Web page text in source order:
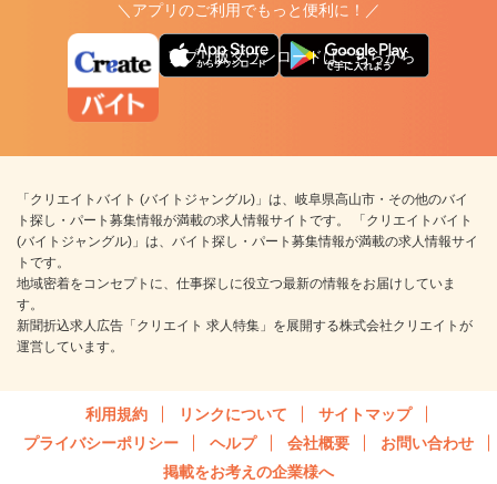
＼アプリのご利用でもっと便利に！／
アプリ版ダウンロードはこちらから
「クリエイトバイト (バイトジャングル)」は、岐阜県高山市・その他のバイ
ト探し・パート募集情報が満載の求人情報サイトです。 「クリエイトバイト
(バイトジャングル)」は、バイト探し・パート募集情報が満載の求人情報サイ
トです。
地域密着をコンセプトに、仕事探しに役立つ最新の情報をお届けしていま
す。
新聞折込求人広告「クリエイト 求人特集」を展開する株式会社クリエイトが
運営しています。
利用規約 リンクについて
サイトマップ
プライバシーポリシー
ヘルプ 会社概要
お問い合わせ
掲載をお考えの企業様へ